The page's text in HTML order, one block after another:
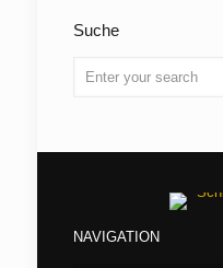
Suche
NAVIGATION